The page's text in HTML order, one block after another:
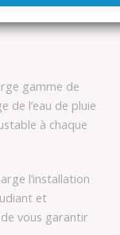
gamme de
de l’eau de pluie
à chaque
l’installation
et
vous garantir